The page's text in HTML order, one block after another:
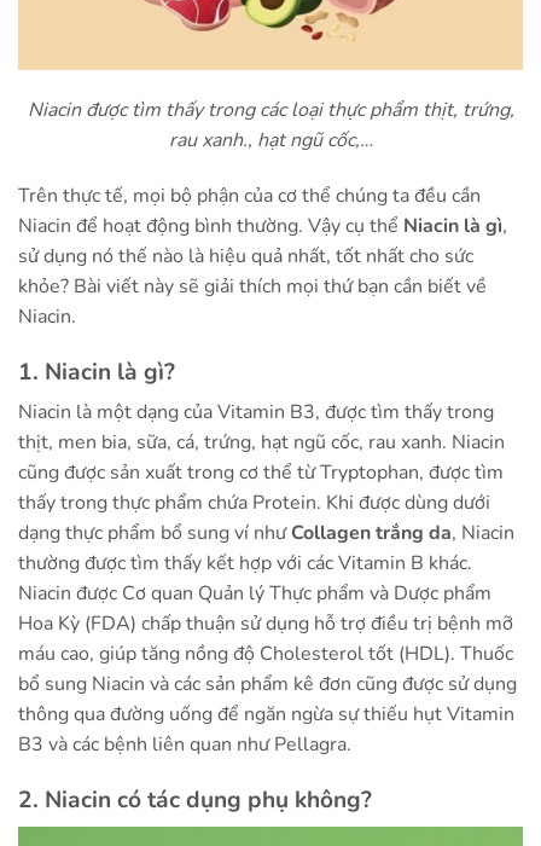
Niacin được tìm thấy trong các loại thực phẩm thịt, trứng,
rau xanh., hạt ngũ cốc,…
Trên thực tế, mọi bộ phận của cơ thể chúng ta đều cần
Niacin để hoạt động bình thường. Vậy cụ thể Niacin là gì,
sử dụng nó thế nào là hiệu quả nhất, tốt nhất cho sức
khỏe? Bài viết này sẽ giải thích mọi thứ bạn cần biết về
Niacin.
1. Niacin là gì?
Niacin là một dạng của Vitamin B3, được tìm thấy trong
thịt, men bia, sữa, cá, trứng, hạt ngũ cốc, rau xanh. Niacin
cũng được sản xuất trong cơ thể từ Tryptophan, được tìm
thấy trong thực phẩm chứa Protein. Khi được dùng dưới
dạng thực phẩm bổ sung ví nhưCollagen trắng da, Niacin
thường được tìm thấy kết hợp với các Vitamin B khác.
Niacin được Cơ quan Quản lý Thực phẩm và Dược phẩm
Hoa Kỳ (FDA) chấp thuận sử dụng hỗ trợ điều trị bệnh mỡ
máu cao, giúp tăng nồng độ Cholesterol tốt (HDL). Thuốc
bổ sung Niacin và các sản phẩm kê đơn cũng được sử dụng
thông qua đường uống để ngăn ngừa sự thiếu hụt Vitamin
B3 và các bệnh liên quan như Pellagra.
2. Niacin có tác dụng phụ không?